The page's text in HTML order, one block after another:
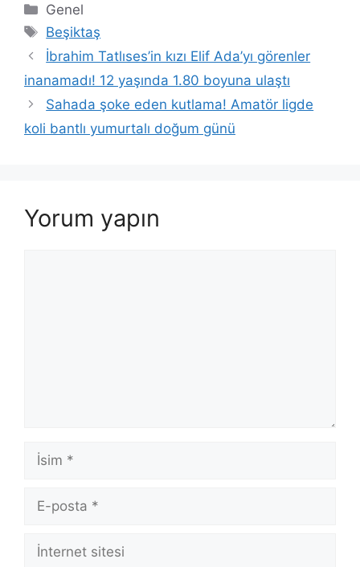
Kategoriler
Genel
Etiketler
Beşiktaş
İbrahim Tatlıses’in kızı Elif Ada’yı görenler
inanamadı! 12 yaşında 1.80 boyuna ulaştı
Sahada şoke eden kutlama! Amatör ligde
koli bantlı yumurtalı doğum günü
Yorum yapın
İsim
posta
İnternet